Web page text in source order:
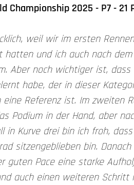
Championship 2025 - P7 - 21
weil wir im ersten
hatten und ich auch nach
Aber noch wichtiger ist, dass
habe, der in dieser
eine Referenz ist. Im zweiten
Podium in der Hand, aber
in Kurve drei bin ich froh,
sitzengeblieben bin.
guten Pace eine starke
auch einen weiteren Schritt